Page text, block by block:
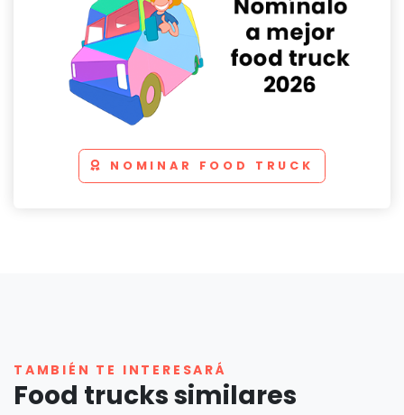
NOMINAR FOOD TRUCK
TAMBIÉN TE INTERESARÁ
Food trucks similares